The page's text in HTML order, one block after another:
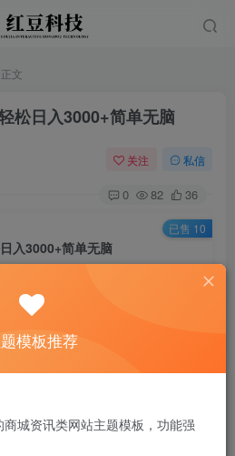
正文
松日入3000+简单无脑
关注 私信
0 82 36
入3000+简单无脑
查看
9.9
已售 10
模板推荐
城资讯类网站主题模板，功能强